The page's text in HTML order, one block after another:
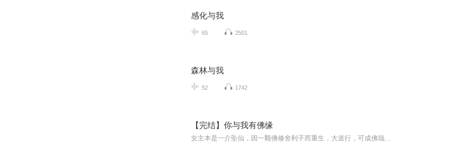
感化与我
65 2501
森林与我
52 1742
【完结】你与我有佛缘
女主本是一介坠仙，因一颗佛修舍利子而重生，大道行，可成佛哉...